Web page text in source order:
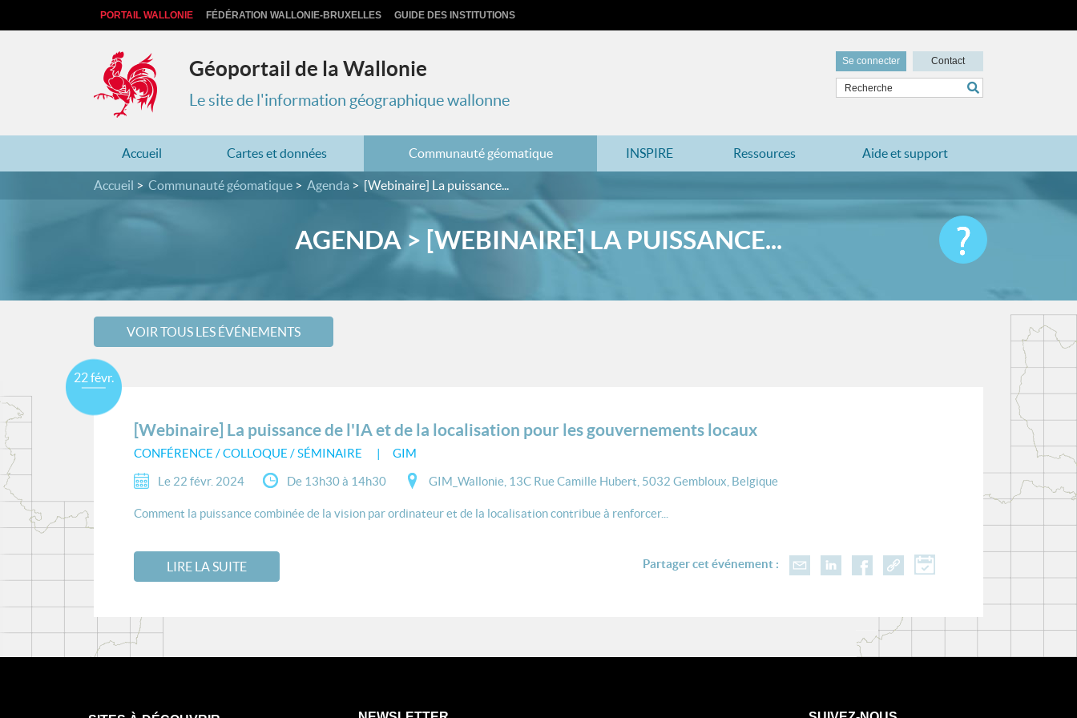
PORTAIL WALLONIE FÉDÉRATION WALLONIE-BRUXELLES GUIDE DES INSTITUTIONS
Géoportail de la Wallonie
Le site de l'information géographique wallonne
Se connecter Contact
Accueil Cartes et données Communauté géomatique INSPIRE Ressources Aide et support
Accueil Communauté géomatique Agenda [Webinaire] La puissance...
AGENDA > [WEBINAIRE] LA PUISSANCE...
VOIR TOUS LES ÉVÉNEMENTS
[Webinaire] La puissance de l'IA et de la localisation pour les gouvernements locaux
CONFÉRENCE / COLLOQUE / SÉMINAIRE GIM
22 févr.
Le 22 févr. 2024 De 13h30 à 14h30 GIM_Wallonie, 13C Rue Camille Hubert, 5032 Gembloux, Belgique
Comment la puissance combinée de la vision par ordinateur et de la localisation contribue à renforcer...
LIRE LA SUITE Partager cet événement :